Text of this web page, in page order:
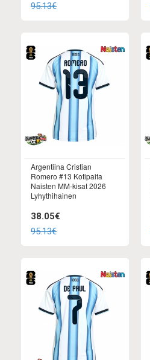
95.13€
Argentiina Cristian
Romero #13 Kotipaita
Naisten MM-kisat 2026
Lyhythihainen
38.05€
95.13€